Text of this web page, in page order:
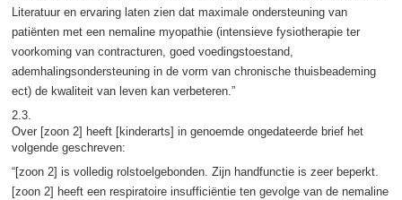
Literatuur en ervaring laten zien dat maximale ondersteuning van
patiënten met een nemaline myopathie (intensieve fysiotherapie ter
voorkoming van contracturen, goed voedingstoestand,
ademhalingsondersteuning in de vorm van chronische thuisbeademing
ect) de kwaliteit van leven kan verbeteren.”
2.3.
Over [zoon 2] heeft [kinderarts] in genoemde ongedateerde brief het
volgende geschreven:
“[zoon 2] is volledig rolstoelgebonden. Zijn handfunctie is zeer beperkt.
[zoon 2] heeft een respiratoire insufficiëntie ten gevolge van de nemaline